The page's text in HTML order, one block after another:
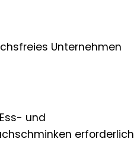
Unternehmen
und
erforderlich